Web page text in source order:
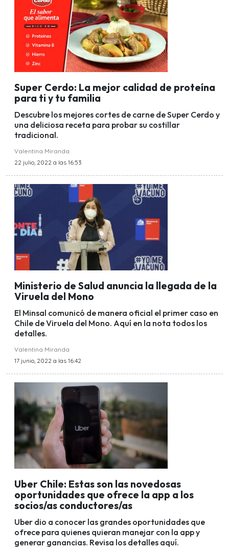
Super Cerdo: La mejor calidad de proteína
para ti y tu familia
Descubre los mejores cortes de carne de Super Cerdo y
una deliciosa receta para probar su costillar
tradicional.
Valentina Miranda
22 julio, 2022 a las 16:53
Ministerio de Salud anuncia la llegada de la
Viruela del Mono
El Minsal comunicó de manera oficial el primer caso en
Chile de Viruela del Mono. Aquí en la nota todos los
detalles.
Valentina Miranda
17 junio, 2022 a las 16:42
Uber Chile: Estas son las novedosas
oportunidades que ofrece la app a los
socios/as conductores/as
Uber dio a conocer las grandes oportunidades que
ofrece para quienes quieran manejar con la app y
generar ganancias. Revisa los detalles aquí.